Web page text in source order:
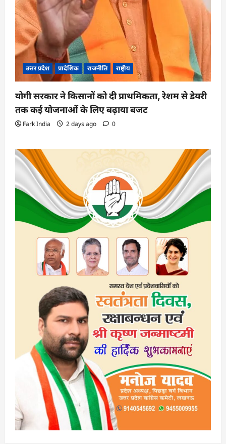
उत्तर प्रदेश प्रादेशिक राजनीति राष्ट्रीय
योगी सरकार ने किसानों को दी प्राथमिकता, रेशम से डेयरी
तक कई योजनाओं के लिए बढ़ाया बजट
Fark India 2 days ago 0